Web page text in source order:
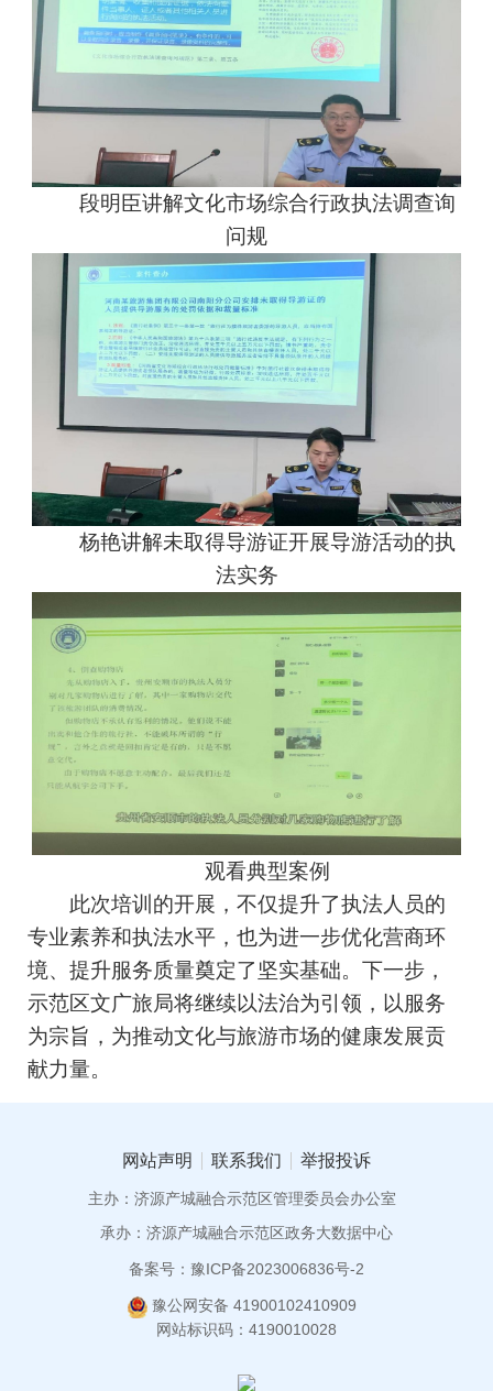
段明臣讲解文化市场综合行政执法调查询
问规
杨艳讲解未取得导游证开展导游活动的执
法实务
观看典型案例
此次培训的开展，不仅提升了执法人员的
专业素养和执法水平，也为进一步优化营商环
境、提升服务质量奠定了坚实基础。下一步，
示范区文广旅局将继续以法治为引领，以服务
为宗旨，为推动文化与旅游市场的健康发展贡
献力量。
网站声明 联系我们 举报投诉
主办：济源产城融合示范区管理委员会办公室
承办：济源产城融合示范区政务大数据中心
备案号：豫ICP备2023006836号-2
豫公网安备 41900102410909
网站标识码：4190010028